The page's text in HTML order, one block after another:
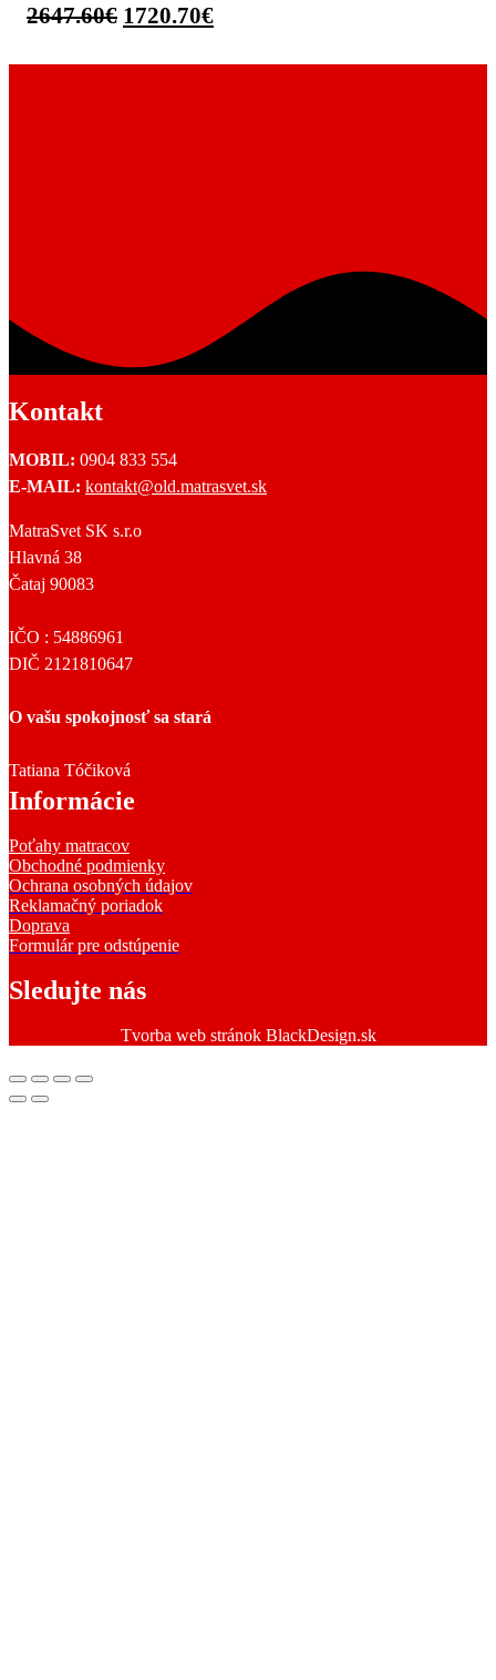
2647.60€ 1720.70€
Kontakt
MOBIL: 0904 833 554
E-MAIL: kontakt@old.matrasvet.sk
MatraSvet SK s.r.o
Hlavná 38
Čataj 90083
IČO : 54886961
DIČ 2121810647
O vašu spokojnosť sa stará
Tatiana Tóčiková
Informácie
Poťahy matracov
Obchodné podmienky
Ochrana osobných údajov
Reklamačný poriadok
Doprava
Formulár pre odstúpenie
Sledujte nás
Tvorba web stránok BlackDesign.sk